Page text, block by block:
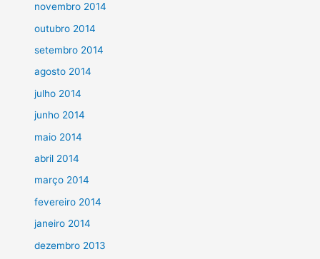
novembro 2014
outubro 2014
setembro 2014
agosto 2014
julho 2014
junho 2014
maio 2014
abril 2014
março 2014
fevereiro 2014
janeiro 2014
dezembro 2013